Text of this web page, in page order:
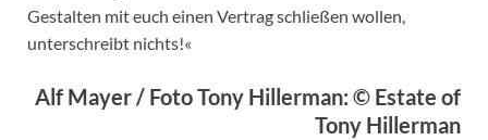
Gestalten mit euch einen Vertrag schließen wollen,
unterschreibt nichts!«
Alf Mayer / Foto Tony Hillerman: © Estate of
Tony Hillerman